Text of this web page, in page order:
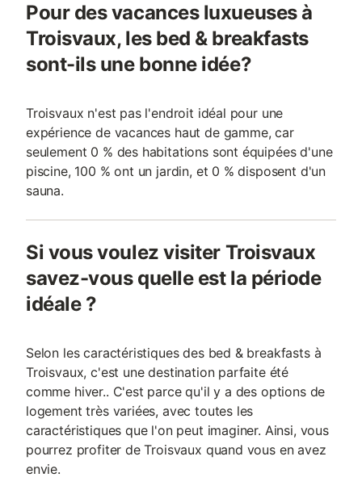
Pour des vacances luxueuses à
Troisvaux, les bed & breakfasts
sont-ils une bonne idée?
Troisvaux n'est pas l'endroit idéal pour une
expérience de vacances haut de gamme, car
seulement 0 % des habitations sont équipées d'une
piscine, 100 % ont un jardin, et 0 % disposent d'un
sauna.
Si vous voulez visiter Troisvaux
savez-vous quelle est la période
idéale ?
Selon les caractéristiques des bed & breakfasts à
Troisvaux, c'est une destination parfaite été
comme hiver.. C'est parce qu'il y a des options de
logement très variées, avec toutes les
caractéristiques que l'on peut imaginer. Ainsi, vous
pourrez profiter de Troisvaux quand vous en avez
envie.